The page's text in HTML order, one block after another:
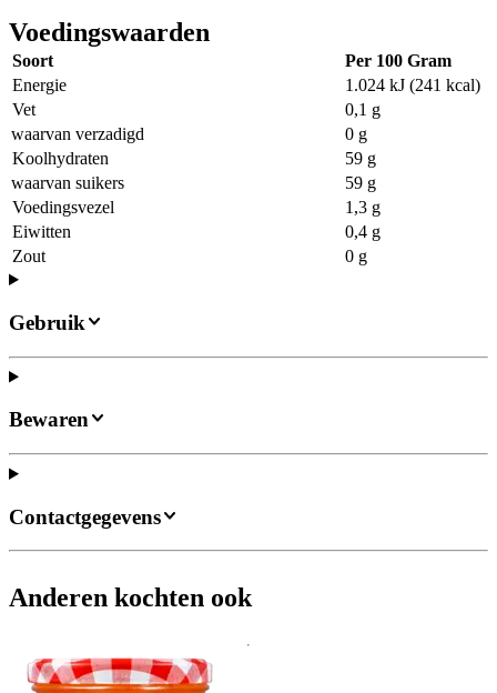
Voedingswaarden
Soort
Per 100 Gram
Energie
1.024 kJ (241 kcal)
Vet
0,1 g
waarvan verzadigd
0 g
Koolhydraten
59 g
waarvan suikers
59 g
Voedingsvezel
1,3 g
Eiwitten
0,4 g
Zout
0 g
Gebruik
Bewaren
Contactgegevens
Anderen kochten ook